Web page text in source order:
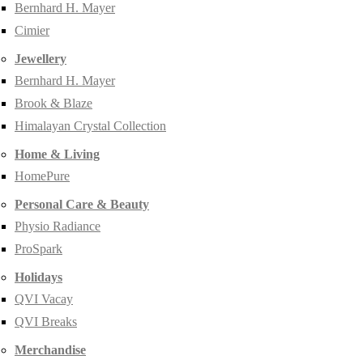
Bernhard H. Mayer
Cimier
Jewellery
Bernhard H. Mayer
Brook & Blaze
Himalayan Crystal Collection
Home & Living
HomePure
Personal Care & Beauty
Physio Radiance
ProSpark
Holidays
QVI Vacay
QVI Breaks
Merchandise